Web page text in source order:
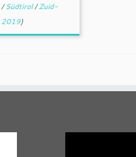
/Südtirol/Zuid-
2019)